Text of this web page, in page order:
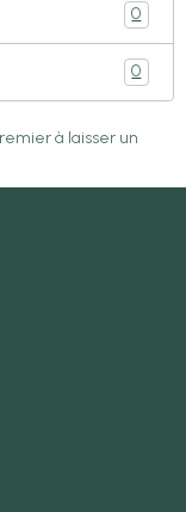
0
0
à laisser un